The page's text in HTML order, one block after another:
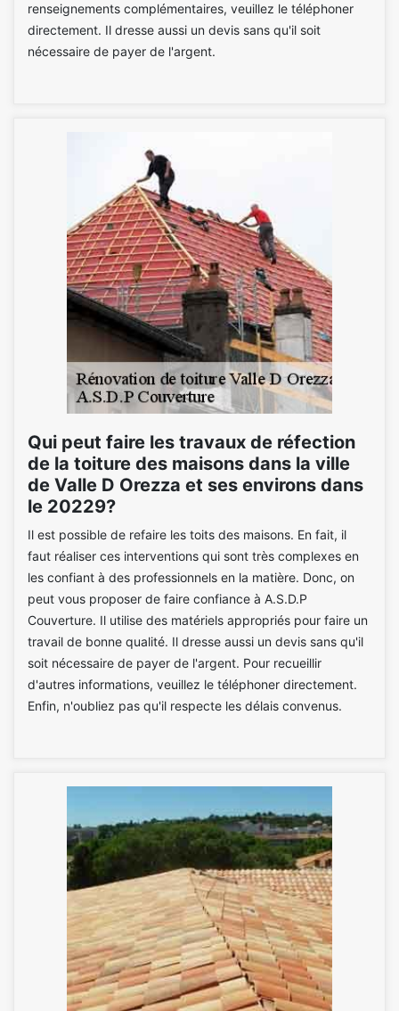
renseignements complémentaires, veuillez le téléphoner
directement. Il dresse aussi un devis sans qu'il soit
nécessaire de payer de l'argent.
Qui peut faire les travaux de réfection
de la toiture des maisons dans la ville
de Valle D Orezza et ses environs dans
le 20229?
Il est possible de refaire les toits des maisons. En fait, il
faut réaliser ces interventions qui sont très complexes en
les confiant à des professionnels en la matière. Donc, on
peut vous proposer de faire confiance à A.S.D.P
Couverture. Il utilise des matériels appropriés pour faire un
travail de bonne qualité. Il dresse aussi un devis sans qu'il
soit nécessaire de payer de l'argent. Pour recueillir
d'autres informations, veuillez le téléphoner directement.
Enfin, n'oubliez pas qu'il respecte les délais convenus.